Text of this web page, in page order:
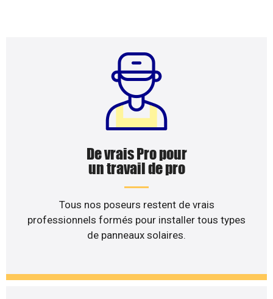
De vrais Pro pour
un travail de pro
Tous nos poseurs restent de vrais
professionnels formés pour installer tous types
de panneaux solaires.